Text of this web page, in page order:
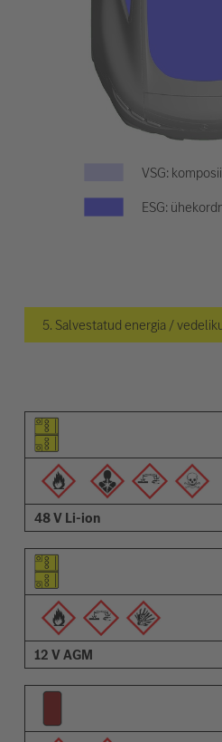
VSG:
ESG:
5. Salvestatud energia /
Osa pilt
Hoiatuste pilt
Kirjeldus
48 V Li-ion
12 V AGM